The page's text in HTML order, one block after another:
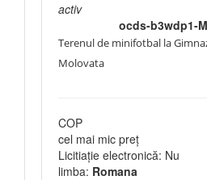
activ
ocds-b3wdp1-
Terenul de minifotbal la
Molovata
COP
cel mai mic preț
Licitiație electronică: Nu
limba: Romana